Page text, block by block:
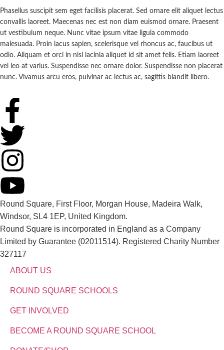
Phasellus suscipit sem eget facilisis placerat. Sed ornare elit aliquet lectus
convallis laoreet. Maecenas nec est non diam euismod ornare. Praesent
ut vestibulum neque. Nunc vitae ipsum vitae ligula commodo
malesuada. Proin lacus sapien, scelerisque vel rhoncus ac, faucibus ut
odio. Aliquam et orci in nisl lacinia aliquet id sit amet felis. Etiam laoreet
vel leo at varius. Suspendisse nec ornare dolor. Suspendisse non placerat
nunc. Vivamus arcu eros, pulvinar ac lectus ac, sagittis blandit libero.
Round Square, First Floor, Morgan House, Madeira Walk,
Windsor, SL4 1EP, United Kingdom.
Round Square is incorporated in England as a Company
Limited by Guarantee (02011514). Registered Charity Number
327117
ABOUT US
ROUND SQUARE SCHOOLS
GET INVOLVED
BECOME A ROUND SQUARE SCHOOL